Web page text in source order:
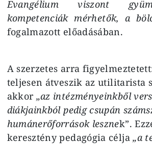
Evangélium viszont
kompetenciák mérhetők, a
fogalmazott előadásában.
A szerzetes arra
teljesen átveszik az utilitarista
akkor „az intézményeinkből
diákjainkból pedig csupán
humánerőforrások lesznek”.
keresztény pedagógia célja„a